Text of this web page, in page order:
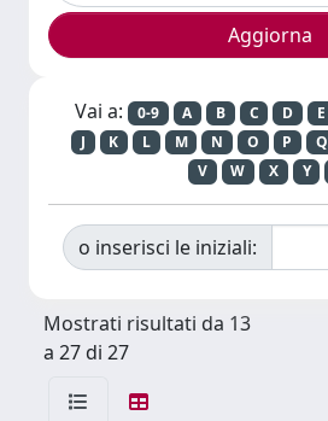
Vai a: 0-9 A B C D E
J
K L M N O P Q
V
W X Y
o inserisci le iniziali:
Mostrati risultati da 13
a 27 di 27